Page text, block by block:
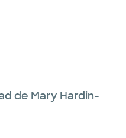
de Mary Hardin-